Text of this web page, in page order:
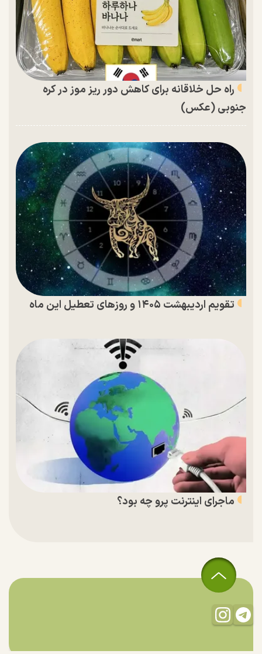
راه حل خلاقانه برای کاهش دور ریز موز در کره
جنوبی (عکس)
تقویم اردیبهشت ۱۴۰۵ و روز‌های تعطیل این ماه
ماجرای اینترنت پرو چه بود؟